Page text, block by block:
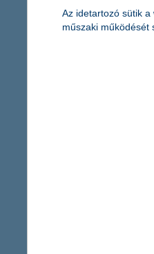
2022.08.10.
Látványos bővülés vár a
megháromszorozódott a
kamatozású
K&H: a fiatalok
Az idetartozó sütik
műszaki működését